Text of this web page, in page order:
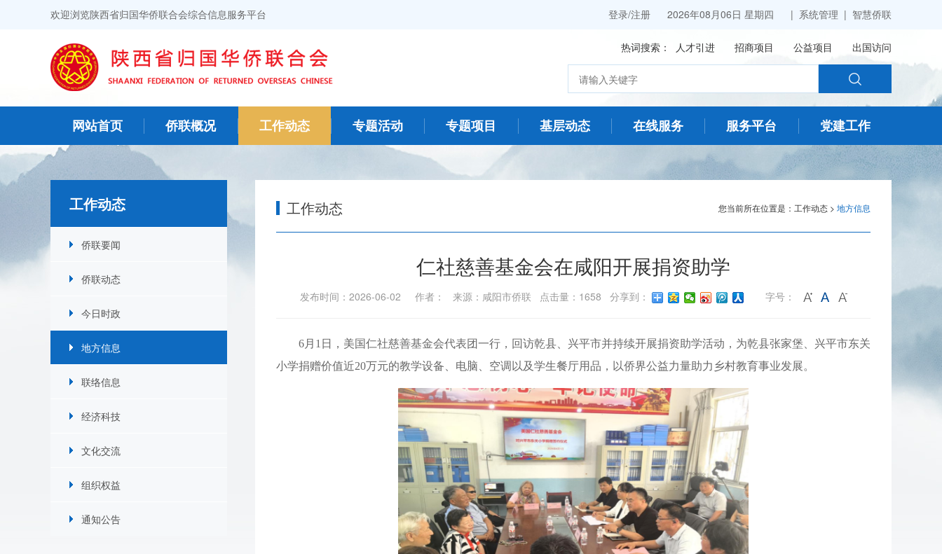
欢迎浏览陕西省归国华侨联合会综合信息服务平台 登录/注册 2026年08月06日 星期四 | 系统管理 | 智慧侨联
热词搜索： 人才引进 招商项目 公益项目 出国访问
网站首页 侨联概况 工作动态 专题活动 专题项目 基层动态 在线服务 服务平台 党建工作
工作动态
侨联要闻
侨联动态
今日时政
地方信息
联络信息
经济科技
文化交流
组织权益
通知公告
工作动态 您当前所在位置是： 工作动态 > 地方信息
仁社慈善基金会在咸阳开展捐资助学
发布时间：2026-06-02 作者： 来源：咸阳市侨联 点击量：1658 分享到： 字号：
6月1日，美国仁社慈善基金会代表团一行，回访乾县、兴平市并持续开展捐资助学活动，为乾县张家堡、兴平市东关
小学捐赠价值近20万元的教学设备、电脑、空调以及学生餐厅用品，以侨界公益力量助力乡村教育事业发展。